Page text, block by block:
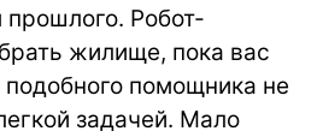
Робот-
жилище, пока вас
помощника не
задачей. Мало